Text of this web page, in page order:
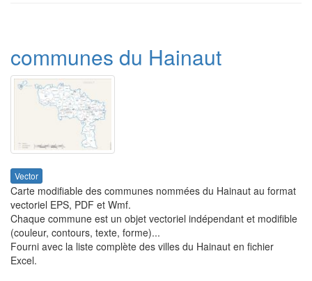
communes du Hainaut
Vector
Carte modifiable des communes nommées du Hainaut au format
vectoriel EPS, PDF et Wmf.
Chaque commune est un objet vectoriel indépendant et modifible
(couleur, contours, texte, forme)...
Fourni avec la liste complète des villes du Hainaut en fichier
Excel.